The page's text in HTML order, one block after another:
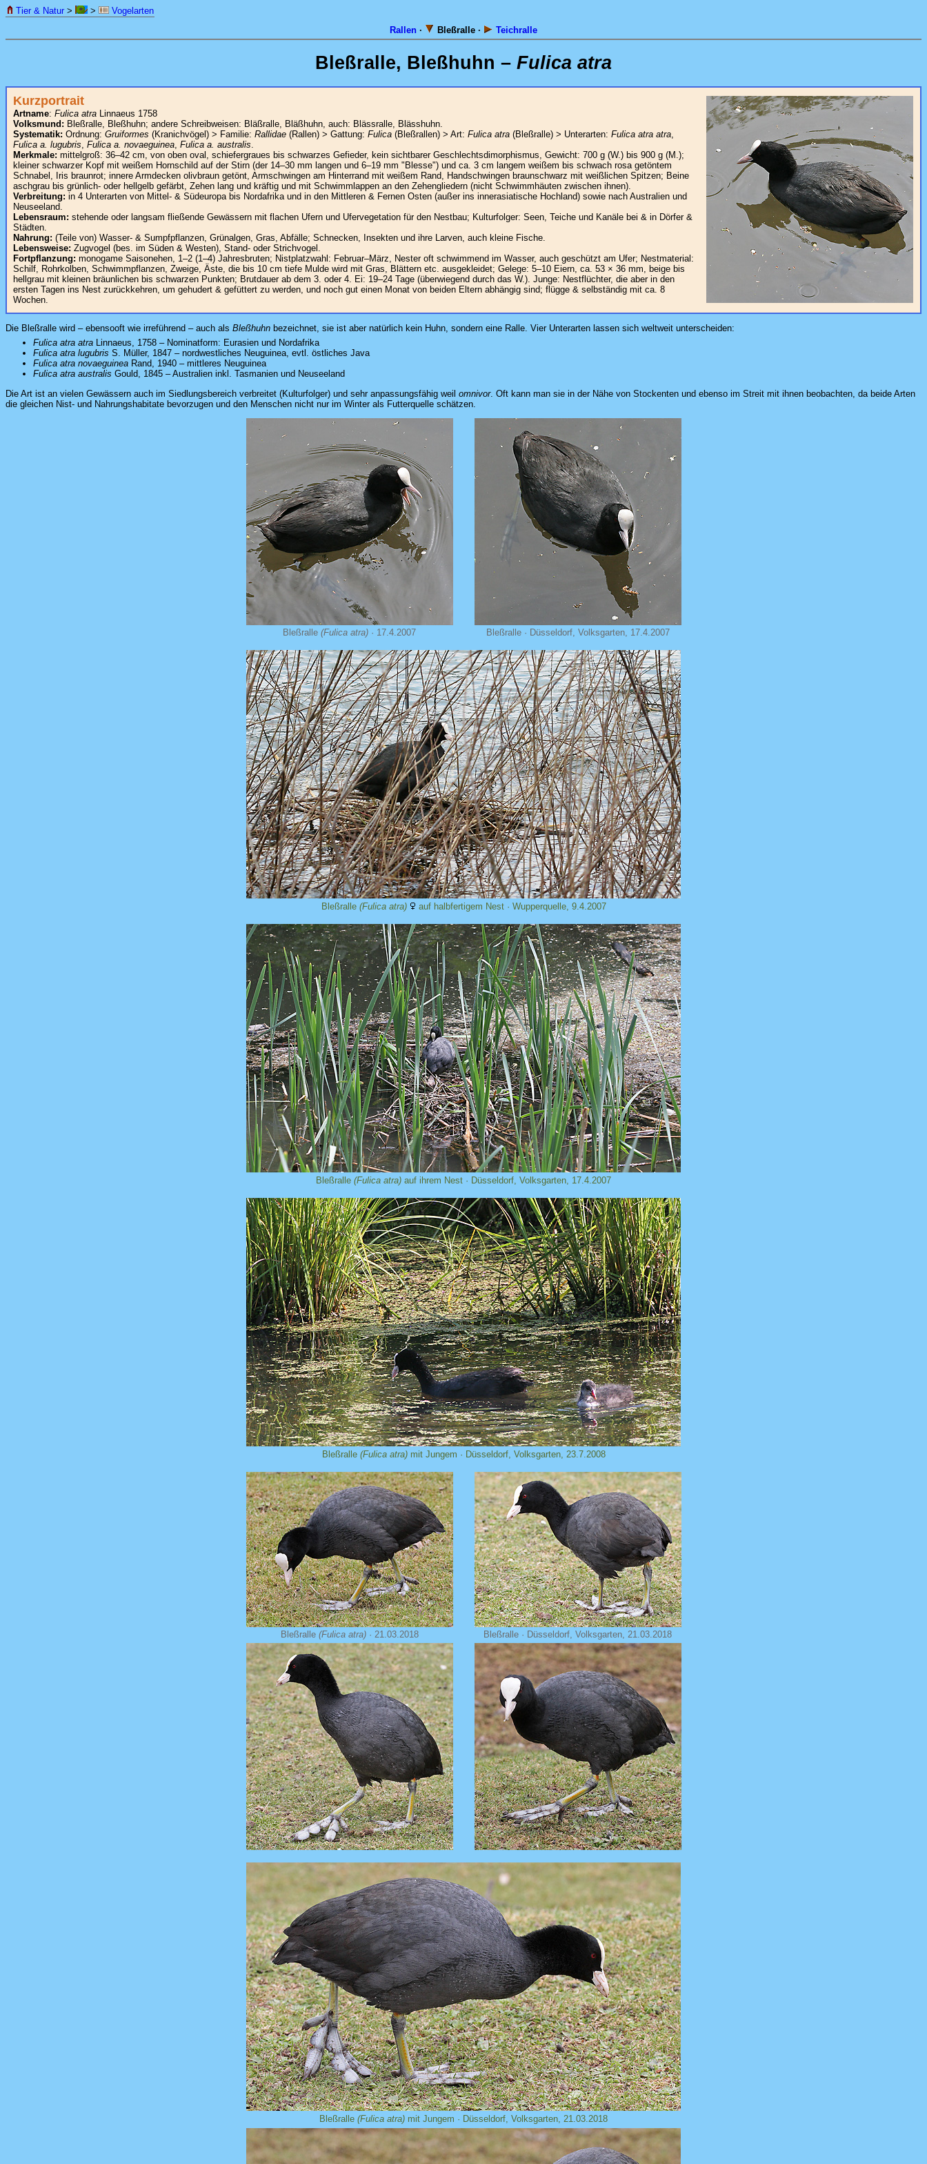
Tier & Natur > >
Vogelarten
Rallen · Bleßralle · Teichralle
Bleßralle, Bleßhuhn – Fulica atra
Kurzportrait
Artname: Fulica atra Linnaeus 1758
Volksmund: Bleßralle, Bleßhuhn; andere Schreibweisen: Bläßralle, Bläßhuhn, auch: Blässralle, Blässhuhn.
Systematik: Ordnung: Gruiformes (Kranichvögel) > Familie: Rallidae (Rallen) > Gattung: Fulica (Bleßrallen) > Art: Fulica atra (Bleßralle) > Unterarten: Fulica atra atra,
Fulica a. lugubris, Fulica a. novaeguinea, Fulica a. australis.
Merkmale: mittelgroß: 36–42 cm, von oben oval, schiefergraues bis schwarzes Gefieder, kein sichtbarer Geschlechtsdimorphismus, Gewicht: 700 g (W.) bis 900 g (M.);
kleiner schwarzer Kopf mit weißem Hornschild auf der Stirn (der 14–30 mm langen und 6–19 mm "Blesse") und ca. 3 cm langem weißem bis schwach rosa getöntem
Schnabel, Iris braunrot; innere Armdecken olivbraun getönt, Armschwingen am Hinterrand mit weißem Rand, Handschwingen braunschwarz mit weißlichen Spitzen; Beine
aschgrau bis grünlich- oder hellgelb gefärbt, Zehen lang und kräftig und mit Schwimmlappen an den Zehengliedern (nicht Schwimmhäuten zwischen ihnen).
Verbreitung: in 4 Unterarten von Mittel- & Südeuropa bis Nordafrika und in den Mittleren & Fernen Osten (außer ins innerasiatische Hochland) sowie nach Australien und
Neuseeland.
Lebensraum: stehende oder langsam fließende Gewässern mit flachen Ufern und Ufervegetation für den Nestbau; Kulturfolger: Seen, Teiche und Kanäle bei & in Dörfer &
Städten.
Nahrung: (Teile von) Wasser- & Sumpfpflanzen, Grünalgen, Gras, Abfälle; Schnecken, Insekten und ihre Larven, auch kleine Fische.
Lebensweise: Zugvogel (bes. im Süden & Westen), Stand- oder Strichvogel.
Fortpflanzung: monogame Saisonehen, 1–2 (1–4) Jahresbruten; Nistplatzwahl: Februar–März, Nester oft schwimmend im Wasser, auch geschützt am Ufer; Nestmaterial:
Schilf, Rohrkolben, Schwimmpflanzen, Zweige, Äste, die bis 10 cm tiefe Mulde wird mit Gras, Blättern etc. ausgekleidet; Gelege: 5–10 Eiern, ca. 53 × 36 mm, beige bis
hellgrau mit kleinen bräunlichen bis schwarzen Punkten; Brutdauer ab dem 3. oder 4. Ei: 19–24 Tage (überwiegend durch das W.). Junge: Nestflüchter, die aber in den
ersten Tagen ins Nest zurückkehren, um gehudert & gefüttert zu werden, und noch gut einen Monat von beiden Eltern abhängig sind; flügge & selbständig mit ca. 8
Wochen.
Die Bleßralle wird – ebensooft wie irreführend – auch als Bleßhuhn bezeichnet, sie ist aber natürlich kein Huhn, sondern eine Ralle. Vier Unterarten lassen sich weltweit unterscheiden:
Fulica atra atra Linnaeus, 1758 – Nominatform: Eurasien und Nordafrika
Fulica atra lugubris S. Müller, 1847 – nordwestliches Neuguinea, evtl. östliches Java
Fulica atra novaeguinea Rand, 1940 – mittleres Neuguinea
Fulica atra australis Gould, 1845 – Australien inkl. Tasmanien und Neuseeland
Die Art ist an vielen Gewässern auch im Siedlungsbereich verbreitet (Kulturfolger) und sehr anpassungsfähig weil omnivor. Oft kann man sie in der Nähe von Stockenten und ebenso im Streit mit ihnen beobachten, da beide Arten
die gleichen Nist- und Nahrungshabitate bevorzugen und den Menschen nicht nur im Winter als Futterquelle schätzen.
Bleßralle (Fulica atra) · 17.4.2007 Bleßralle · Düsseldorf, Volksgarten, 17.4.2007
Bleßralle (Fulica atra) auf halbfertigem Nest · Wupperquelle, 9.4.2007
Bleßralle (Fulica atra) auf ihrem Nest · Düsseldorf, Volksgarten, 17.4.2007
Bleßralle (Fulica atra)mit Jungem · Düsseldorf, Volksgarten, 23.7.2008
Bleßralle (Fulica atra)· 21.03.2018 Bleßralle · Düsseldorf, Volksgarten, 21.03.2018
Bleßralle (Fulica atra) mit Jungem · Düsseldorf, Volksgarten, 21.03.2018